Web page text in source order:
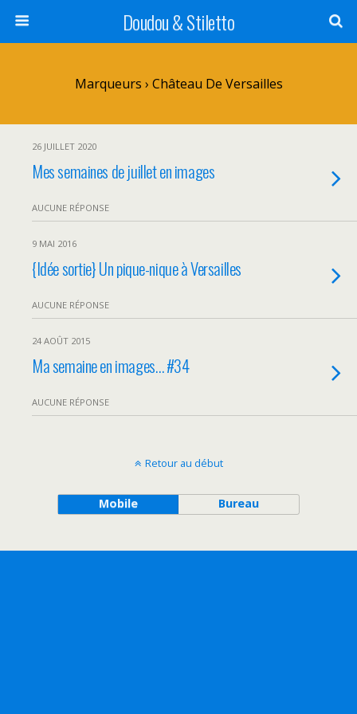
Doudou & Stiletto
Marqueurs › Château De Versailles
26 JUILLET 2020
Mes semaines de juillet en images
AUCUNE RÉPONSE
9 MAI 2016
{Idée sortie} Un pique-nique à Versailles
AUCUNE RÉPONSE
24 AOÛT 2015
Ma semaine en images… #34
AUCUNE RÉPONSE
Retour au début
Mobile Bureau